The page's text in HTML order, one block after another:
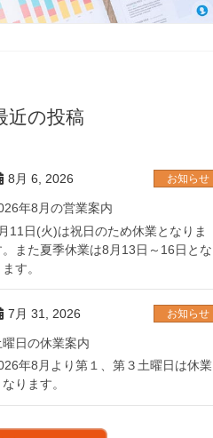
近の投稿
8月 6, 2026 お知らせ
年8月の営業案内
11日(火)は祝日のため休業となりま
。また夏季休業は8月13日～16日とな
ます。
7月 31, 2026 お知らせ
曜日の休業案内
年8月より第１、第３土曜日は休業
なります。